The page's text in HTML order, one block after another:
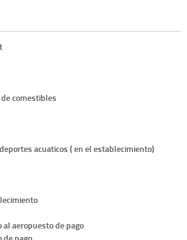
comestibles
acuaticos ( en el establecimiento)
al aeropuesto de pago